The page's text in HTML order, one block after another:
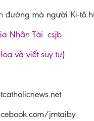
đường mà người Ki-tô
Nhân Tài. csjb.
và viết suy tư)
jmtaiby